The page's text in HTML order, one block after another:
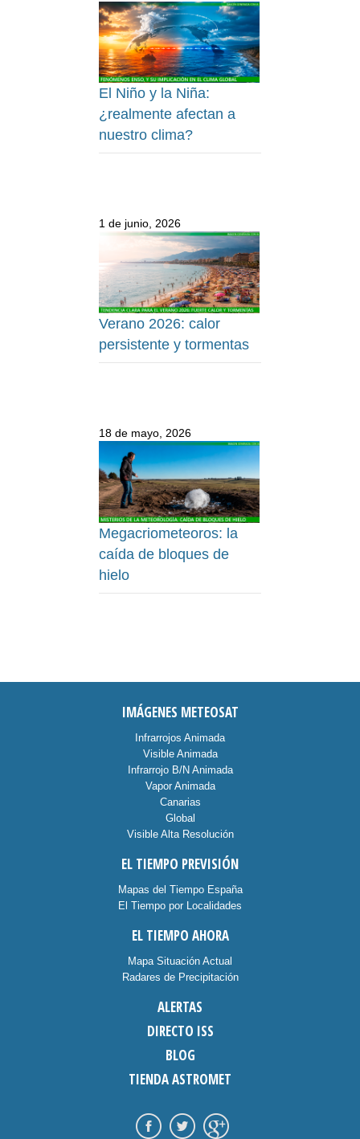
El Niño y la Niña:
¿realmente afectan a
nuestro clima?
1 de junio, 2026
Verano 2026: calor
persistente y tormentas
18 de mayo, 2026
Megacriometeoros: la
caída de bloques de
hielo
IMÁGENES METEOSAT
Infrarrojos Animada
Visible Animada
Infrarrojo B/N Animada
Vapor Animada
Canarias
Global
Visible Alta Resolución
EL TIEMPO PREVISIÓN
Mapas del Tiempo España
El Tiempo por Localidades
EL TIEMPO AHORA
Mapa Situación Actual
Radares de Precipitación
ALERTAS
DIRECTO ISS
BLOG
TIENDA ASTROMET